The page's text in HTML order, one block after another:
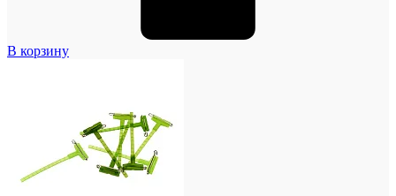
В корзину